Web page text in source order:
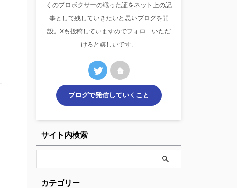
くのプロボクサーの戦った証をネット上の記
事として残していきたいと思いブログを開
設。Xも投稿していますのでフォローいただ
けると嬉しいです。
ブログで発信していくこと
サイト内検索
カテゴリー